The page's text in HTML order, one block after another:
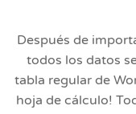
Después de
todos los datos
tabla regular de
hoja de cálculo!